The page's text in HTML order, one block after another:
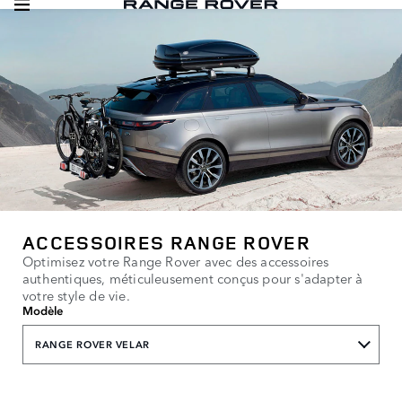
ACCESSOIRES RANGE ROVER
Optimisez votre Range Rover avec des accessoires
authentiques, méticuleusement conçus pour s'adapter à
votre style de vie.
Modèle
RANGE ROVER VELAR